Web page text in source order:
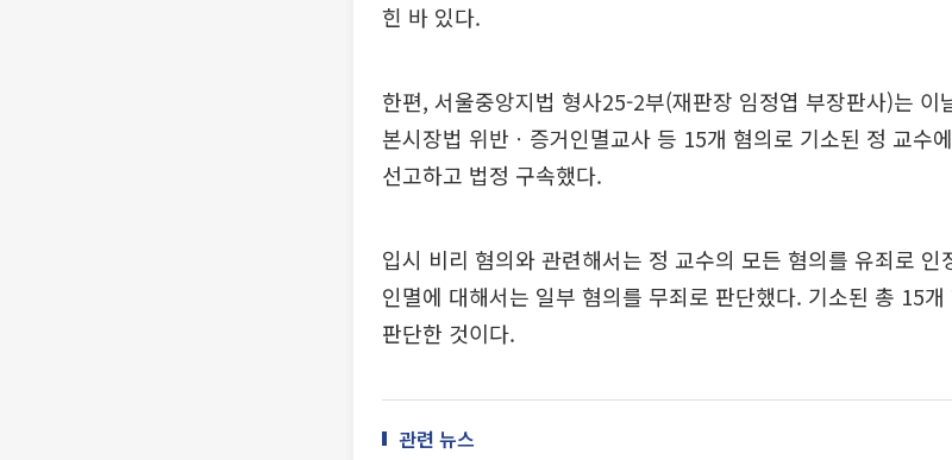
힌 바 있다.
한편, 서울중앙지법 형사25-2부(재판장 임정엽 부장판사)는 이
본시장법 위반ㆍ증거인멸교사 등 15개 혐의로 기소된 정 교수
선고하고 법정 구속했다.
입시 비리 혐의와 관련해서는 정 교수의 모든 혐의를 유죄로 인
인멸에 대해서는 일부 혐의를 무죄로 판단했다. 기소된 총 15
판단한 것이다.
관련 뉴스